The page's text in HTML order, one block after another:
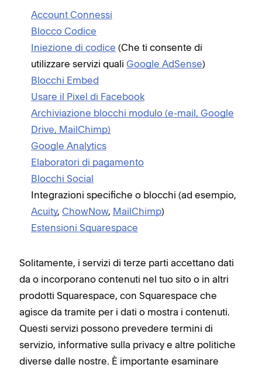
Account Connessi
Blocco Codice
Iniezione di codice (Che ti consente di
utilizzare servizi quali Google AdSense)
Blocchi Embed
Usare il Pixel di Facebook
Archiviazione blocchi modulo (e-mail, Google
Drive, MailChimp)
Google Analytics
Elaboratori di pagamento
Blocchi Social
Integrazioni specifiche o blocchi (ad esempio,
Acuity, ChowNow, MailChimp)
Estensioni Squarespace
Solitamente, i servizi di terze parti accettano dati
da o incorporano contenuti nel tuo sito o in altri
prodotti Squarespace, con Squarespace che
agisce da tramite per i dati o mostra i contenuti.
Questi servizi possono prevedere termini di
servizio, informative sulla privacy e altre politiche
diverse dalle nostre. È importante esaminare